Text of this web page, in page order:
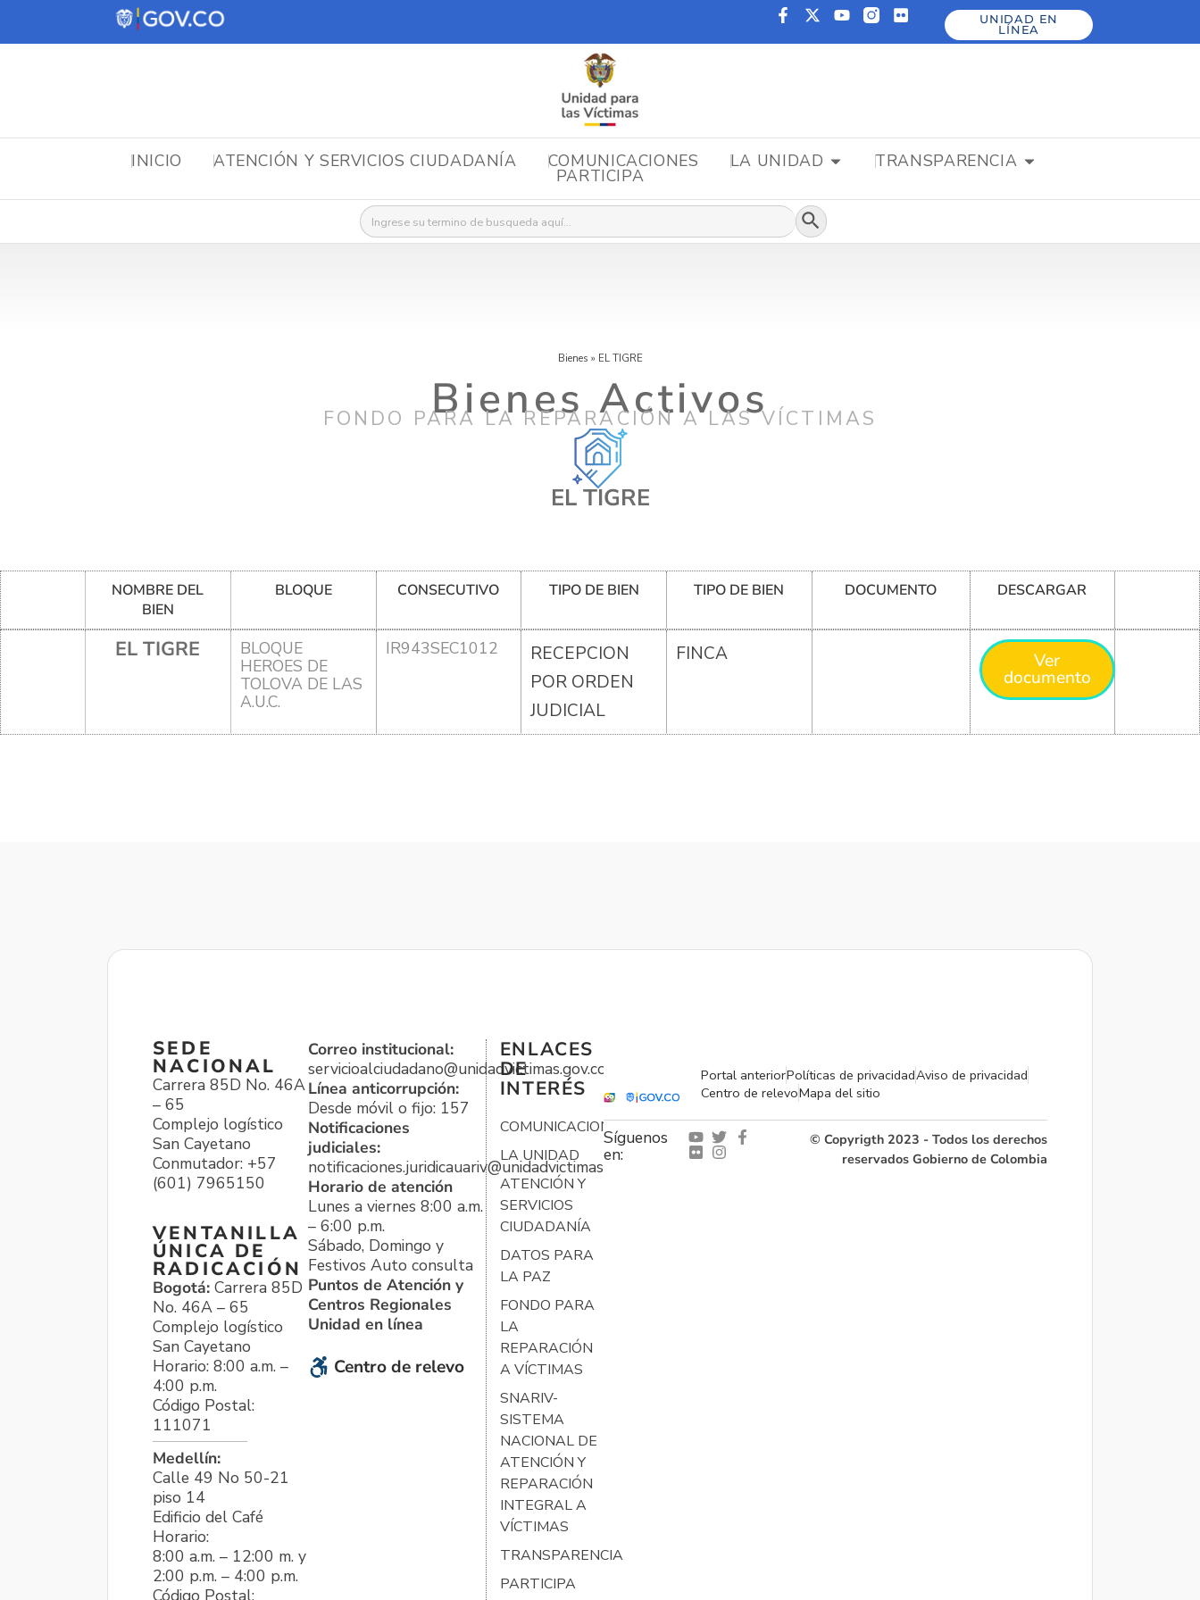
UNIDAD EN
LÍNEA
INICIO ATENCIÓN Y SERVICIOS CIUDADANÍA COMUNICACIONES LA UNIDAD TRANSPARENCIA
PARTICIPA
Buscar: Botón de búsqueda
Bienes » EL TIGRE
Bienes Activos
FONDO PARA LA REPARACIÓN A LAS VÍCTIMAS
EL TIGRE
NOMBRE DEL
BIEN
BLOQUE CONSECUTIVO TIPO DE BIEN TIPO DE BIEN DOCUMENTO DESCARGAR
EL TIGRE
BLOQUE
HEROES DE
TOLOVA DE LAS
A.U.C.
IR943SEC1012
RECEPCION
POR ORDEN
JUDICIAL
FINCA Ver
documento
SEDE
NACIONAL
Carrera 85D No. 46A
– 65
Complejo logístico
San Cayetano
Conmutador: +57
(601) 7965150
VENTANILLA
ÚNICA DE
RADICACIÓN
Bogotá: Carrera 85D
No. 46A – 65
Complejo logístico
San Cayetano
Horario: 8:00 a.m. –
4:00 p.m.
Código Postal:
111071
Medellín:
Calle 49 No 50-21
piso 14
Edificio del Café
Horario:
8:00 a.m. – 12:00 m. y
2:00 p.m. – 4:00 p.m.
Correo institucional:
servicioalciudadano@unidadvictimas.gov.co
Línea anticorrupción:
Desde móvil o fijo: 157
Notificaciones
judiciales:
notificaciones.juridicauariv@unidadvictimas.gov.co
Horario de atención
Lunes a viernes 8:00 a.m.
– 6:00 p.m.
Sábado, Domingo y
Festivos Auto consulta
Puntos de Atención y
Centros Regionales
Unidad en línea
Centro de relevo
ENLACES
DE
INTERÉS
COMUNICACIONES
LA UNIDAD
ATENCIÓN Y
SERVICIOS
CIUDADANÍA
DATOS PARA
LA PAZ
FONDO PARA
LA
REPARACIÓN
A VÍCTIMAS
SNARIV-
SISTEMA
NACIONAL DE
ATENCIÓN Y
REPARACIÓN
INTEGRAL A
VÍCTIMAS
TRANSPARENCIA
PARTICIPA
Portal anteriorPolíticas de privacidadAviso de privacidad
Centro de relevoMapa del sitio
Síguenos
en:
© Copyrigth 2023 - Todos los derechos
reservados Gobierno de Colombia